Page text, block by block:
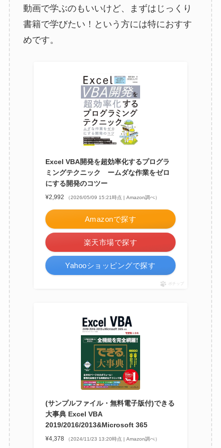
動画で学ぶのもいいけど、まずはじっくり
書籍で学びたい！という方には特におすす
めです。
Excel VBA開発を超効率化するプログラ
ミングテクニック ームダな作業をゼロ
にする開発のコツー
¥2,992 （2026/05/09 15:21時点 | Amazon調べ）
Amazonで探す
楽天市場で探す
Yahooショッピングで探す
ポチップ
(サンプルファイル・無料電子版付)できる
大事典 Excel VBA
2019/2016/2013&Microsoft 365
¥4,378 （2024/11/23 13:20時点 | Amazon調べ）